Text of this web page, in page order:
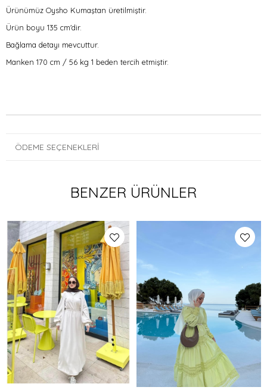
Ürünümüz Oysho Kumaştan üretilmiştir.
Ürün boyu 135 cm'dir.
Bağlama detayı mevcuttur.
Manken 170 cm / 56 kg 1 beden tercih etmiştir.
ÖDEME SEÇENEKLERI
BENZER ÜRÜNLER